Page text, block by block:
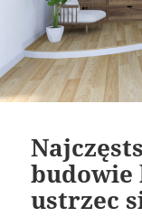
budowie
ustrzec